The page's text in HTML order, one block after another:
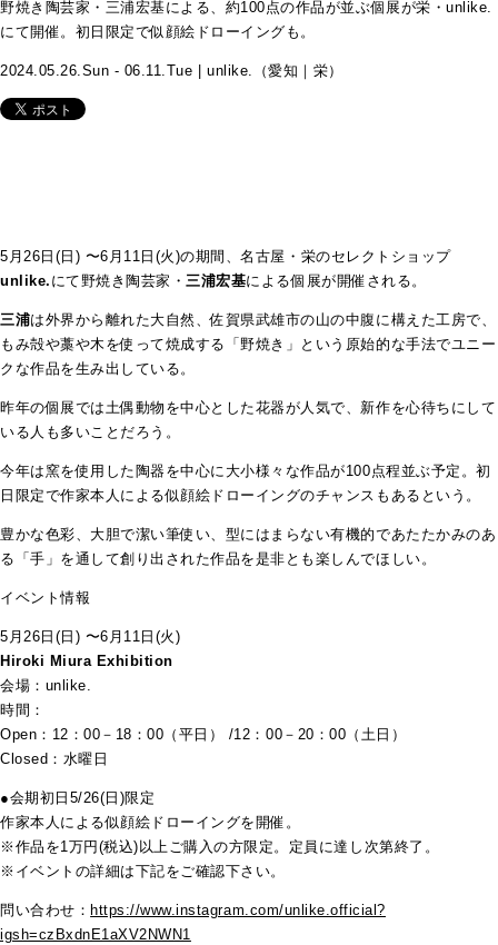
野焼き陶芸家・三浦宏基による、約100点の作品が並ぶ個展が栄・unlike.
にて開催。初日限定で似顔絵ドローイングも。
2024.05.26.Sun - 06.11.Tue | unlike.（愛知｜栄）
5月26日(日) 〜6月11日(火)の期間、名古屋・栄のセレクトショップ
unlike. にて野焼き陶芸家・三浦宏基による個展が開催される。
三浦は外界から離れた大自然、佐賀県武雄市の山の中腹に構えた工房で、
もみ殻や藁や木を使って焼成する「野焼き」という原始的な手法でユニー
クな作品を生み出している。
昨年の個展では土偶動物を中心とした花器が人気で、新作を心待ちにして
いる人も多いことだろう。
今年は窯を使用した陶器を中心に大小様々な作品が100点程並ぶ予定。初
日限定で作家本人による似顔絵ドローイングのチャンスもあるという。
豊かな色彩、大胆で潔い筆使い、型にはまらない有機的であたたかみのあ
る「手」を通して創り出された作品を是非とも楽しんでほしい。
イベント情報
5月26日(日) 〜6月11日(火)
Hiroki Miura Exhibition
会場：unlike.
時間：
Open：12：00－18：00（平日） /12：00－20：00（土日）
Closed：水曜日
●会期初日5/26(日)限定
作家本人による似顔絵ドローイングを開催。
※作品を1万円(税込)以上ご購入の方限定。定員に達し次第終了。
※イベントの詳細は下記をご確認下さい。
問い合わせ： https://www.instagram.com/unlike.official?
igsh=czBxdnE1aXV2NWN1